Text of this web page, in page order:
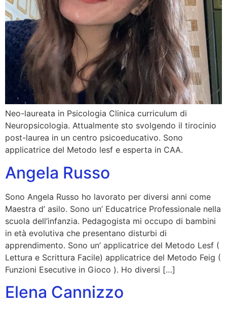
Neo-laureata in Psicologia Clinica curriculum di
Neuropsicologia. Attualmente sto svolgendo il tirocinio
post-laurea in un centro psicoeducativo. Sono
applicatrice del Metodo lesf e esperta in CAA.
Angela Russo
Sono Angela Russo ho lavorato per diversi anni come
Maestra d’ asilo. Sono un’ Educatrice Professionale nella
scuola dell’infanzia. Pedagogista mi occupo di bambini
in età evolutiva che presentano disturbi di
apprendimento. Sono un’ applicatrice del Metodo Lesf (
Lettura e Scrittura Facile) applicatrice del Metodo Feig (
Funzioni Esecutive in Gioco ). Ho diversi […]
Elena Cannizzo